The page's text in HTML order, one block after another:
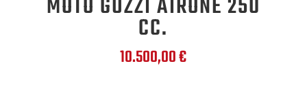
MOTO GUZZI AIRONE 250
CC.
10.500,00 €